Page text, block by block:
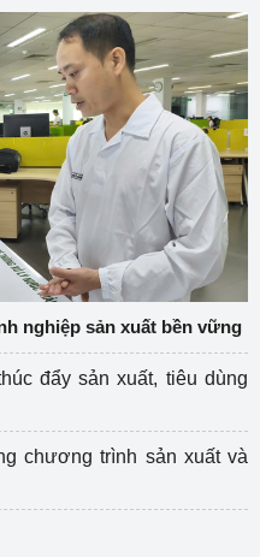
nghiệp sản xuất bền vững
đẩy sản xuất, tiêu dùng
chương trình sản xuất và